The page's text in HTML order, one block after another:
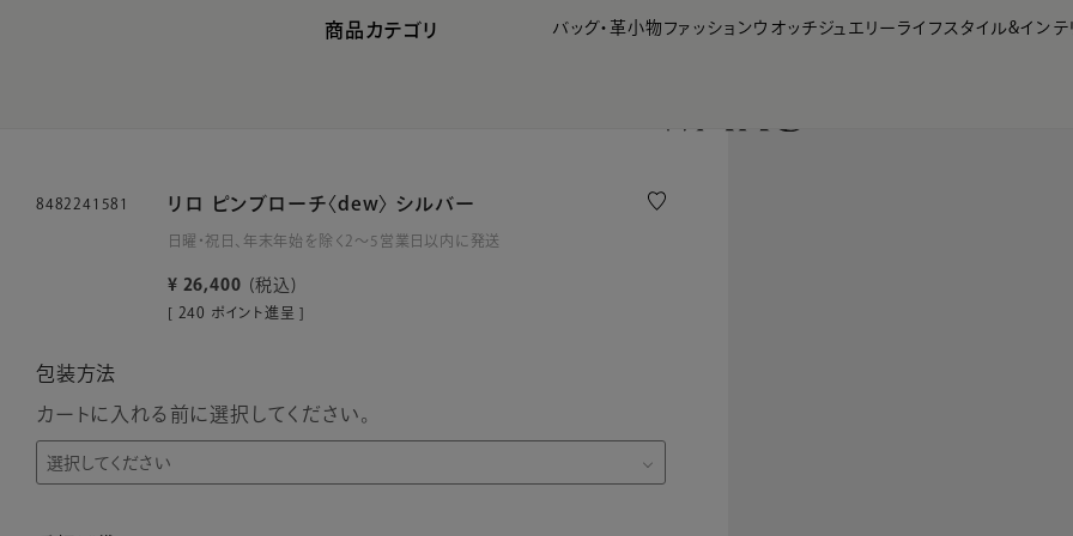
商品カテゴリ バッグ・革小物 ファッションウオッチジュエリー ライフスタイル&インテ
8482241581 リロ ピンブローチ〈dew〉 シルバー
日曜・祝日、年末年始を除く2～5営業日以内に発送
¥ 26,400 税込
[ 240 ポイント進呈 ]
包装方法
カートに入れる前に選択してください。